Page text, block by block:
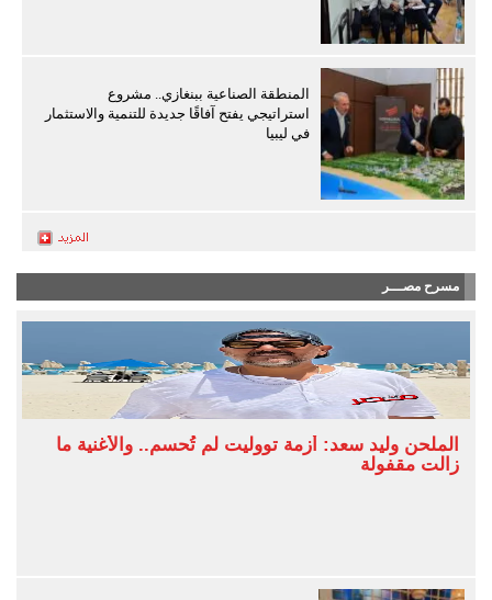
المنطقة الصناعية ببنغازي.. مشروع
استراتيجي يفتح آفاقًا جديدة للتنمية والاستثمار
في ليبيا
مسرح مصـــر
الملحن وليد سعد: أزمة تووليت لم تُحسم.. والأغنية ما
زالت مقفولة